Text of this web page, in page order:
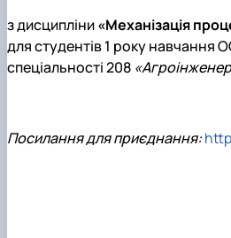
з дисципліни«Механізація
для студентів 1 року навчання
спеціальності 208
Посилання для приєднання: